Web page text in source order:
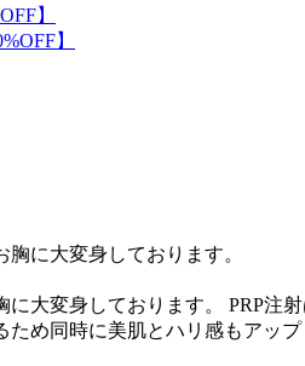
大変身しております。 PRP注
め同時に美肌とハリ感もアップ